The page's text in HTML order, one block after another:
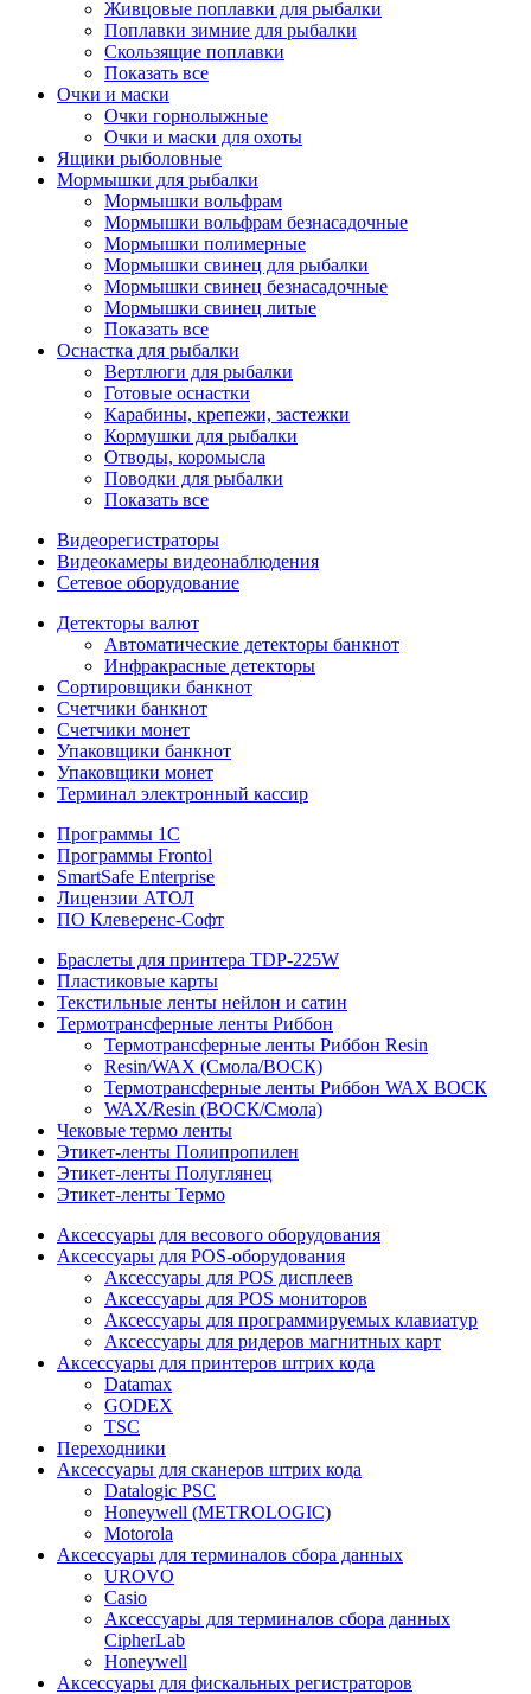
Живцовые поплавки для рыбалки
Поплавки зимние для рыбалки
Скользящие поплавки
Показать все
Очки и маски
Очки горнолыжные
Очки и маски для охоты
Ящики рыболовные
Мормышки для рыбалки
Мормышки вольфрам
Мормышки вольфрам безнасадочные
Мормышки полимерные
Мормышки свинец для рыбалки
Мормышки свинец безнасадочные
Мормышки свинец литые
Показать все
Оснастка для рыбалки
Вертлюги для рыбалки
Готовые оснастки
Карабины, крепежи, застежки
Кормушки для рыбалки
Отводы, коромысла
Поводки для рыбалки
Показать все
Видеорегистраторы
Видеокамеры видеонаблюдения
Сетевое оборудование
Детекторы валют
Автоматические детекторы банкнот
Инфракрасные детекторы
Сортировщики банкнот
Счетчики банкнот
Счетчики монет
Упаковщики банкнот
Упаковщики монет
Терминал электронный кассир
Программы 1C
Программы Frontol
SmartSafe Enterprise
Лицензии АТОЛ
ПО Клеверенс-Софт
Браслеты для принтера TDP-225W
Пластиковые карты
Текстильные ленты нейлон и сатин
Термотрансферные ленты Риббон
Термотрансферные ленты Риббон Resin
Resin/WAX (Смола/ВОСК)
Термотрансферные ленты Риббон WAX ВОСК
WAX/Resin (ВОСК/Смола)
Чековые термо ленты
Этикет-ленты Полипропилен
Этикет-ленты Полуглянец
Этикет-ленты Термо
Аксессуары для весового оборудования
Аксессуары для POS-оборудования
Аксессуары для POS дисплеев
Аксессуары для POS мониторов
Аксессуары для программируемых клавиатур
Аксессуары для ридеров магнитных карт
Аксессуары для принтеров штрих кода
Datamax
GODEX
TSC
Переходники
Аксессуары для сканеров штрих кода
Datalogic PSC
Honeywell (METROLOGIC)
Motorola
Аксессуары для терминалов сбора данных
UROVO
Casio
Аксессуары для терминалов сбора данных
CipherLab
Honeywell
Аксессуары для фискальных регистраторов